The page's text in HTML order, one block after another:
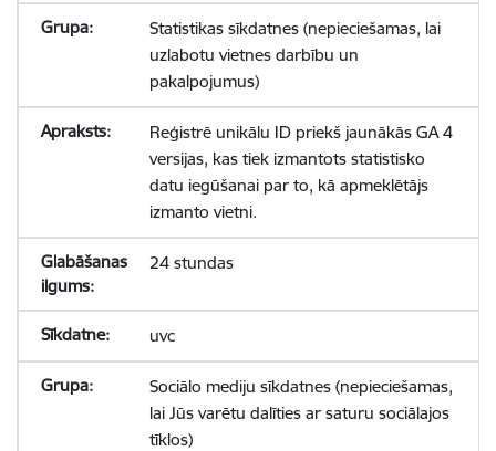
Statistikas sīkdatnes (nepieciešamas, lai
uzlabotu vietnes darbību un
pakalpojumus)
Reģistrē unikālu ID priekš jaunākās GA 4
versijas, kas tiek izmantots statistisko
datu iegūšanai par to, kā apmeklētājs
izmanto vietni.
24 stundas
uvc
Sociālo mediju sīkdatnes (nepieciešamas,
lai Jūs varētu dalīties ar saturu sociālajos
tīklos)